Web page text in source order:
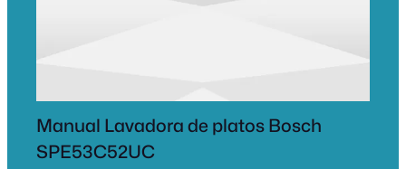
Manual Lavadora de platos Bosch
SPE53C52UC